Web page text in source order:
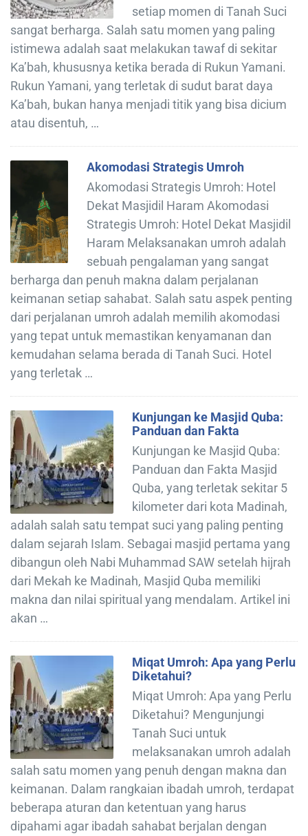
setiap momen di Tanah Suci
sangat berharga. Salah satu momen yang paling
istimewa adalah saat melakukan tawaf di sekitar
Ka’bah, khususnya ketika berada di Rukun Yamani.
Rukun Yamani, yang terletak di sudut barat daya
Ka’bah, bukan hanya menjadi titik yang bisa dicium
atau disentuh, …
Akomodasi Strategis Umroh
Akomodasi Strategis Umroh: Hotel
Dekat Masjidil Haram Akomodasi
Strategis Umroh: Hotel Dekat Masjidil
Haram Melaksanakan umroh adalah
sebuah pengalaman yang sangat
berharga dan penuh makna dalam perjalanan
keimanan setiap sahabat. Salah satu aspek penting
dari perjalanan umroh adalah memilih akomodasi
yang tepat untuk memastikan kenyamanan dan
kemudahan selama berada di Tanah Suci. Hotel
yang terletak …
Kunjungan ke Masjid Quba:
Panduan dan Fakta
Kunjungan ke Masjid Quba:
Panduan dan Fakta Masjid
Quba, yang terletak sekitar 5
kilometer dari kota Madinah,
adalah salah satu tempat suci yang paling penting
dalam sejarah Islam. Sebagai masjid pertama yang
dibangun oleh Nabi Muhammad SAW setelah hijrah
dari Mekah ke Madinah, Masjid Quba memiliki
makna dan nilai spiritual yang mendalam. Artikel ini
akan …
Miqat Umroh: Apa yang Perlu
Diketahui?
Miqat Umroh: Apa yang Perlu
Diketahui? Mengunjungi
Tanah Suci untuk
melaksanakan umroh adalah
salah satu momen yang penuh dengan makna dan
keimanan. Dalam rangkaian ibadah umroh, terdapat
beberapa aturan dan ketentuan yang harus
dipahami agar ibadah sahabat berjalan dengan